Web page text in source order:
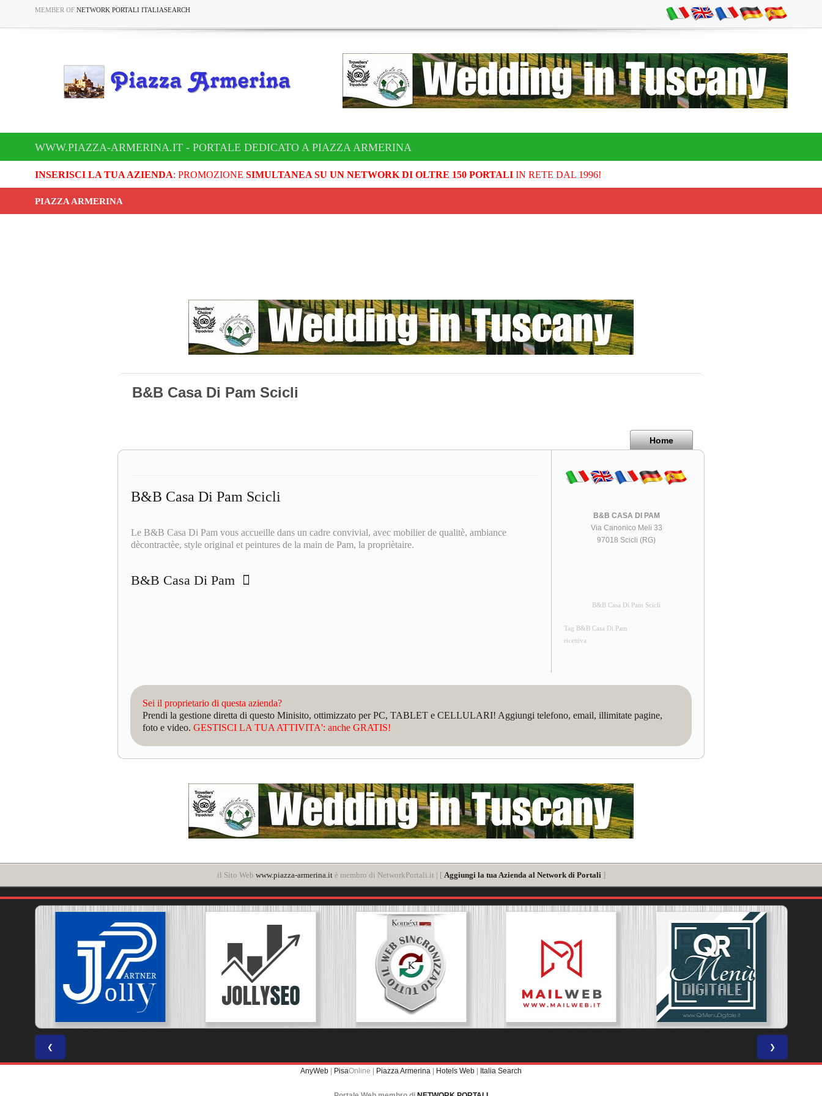
MEMBER OF NETWORK PORTALI ITALIASEARCH
WWW.PIAZZA-ARMERINA.IT - PORTALE DEDICATO A PIAZZA ARMERINA
INSERISCI LA TUA AZIENDA: PROMOZIONE SIMULTANEA SU UN NETWORK DI OLTRE 150 PORTALIIN RETE DAL 1996!
PIAZZA ARMERINA
B&B Casa Di Pam Scicli
Home
B&B Casa Di Pam Scicli
Le B&B Casa Di Pam vous accueille dans un cadre convivial, avec mobilier de qualitè, ambiance
dècontractèe, style original et peintures de la main de Pam, la propriètaire.
B&B Casa Di Pam
B&B CASA DI PAM
Via Canonico Meli 33
97018 Scicli (RG)
B&B Casa Di Pam Scicli
Tag B&B Casa Di Pam
ricettiva
Sei il proprietario di questa azienda?
Prendi la gestione diretta di questo Minisito, ottimizzato per PC, TABLET e CELLULARI! Aggiungi telefono, email, illimitate pagine,
foto e video. GESTISCI LA TUA ATTIVITA': anche GRATIS!
il Sito Web www.piazza-armerina.itè membro di NetworkPortali.it | [ Aggiungi la tua Azienda al Network di Portali ]
❮ ❯
AnyWeb | PisaOnline | Piazza Armerina | Hotels Web | Italia Search